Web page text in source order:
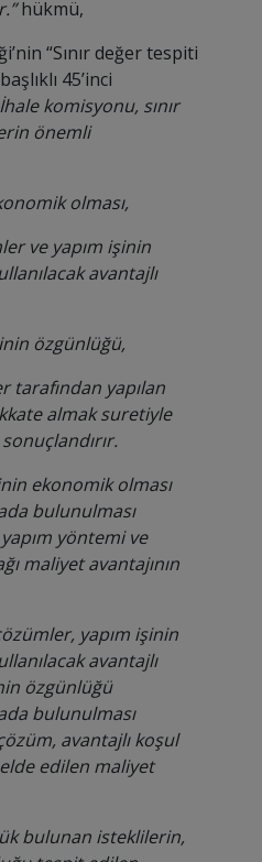
hükmü,
“Sınır değer tespiti
45’inci
komisyonu, sınır
önemli
olması,
ve yapım işinin
avantajlı
özgünlüğü,
tarafından yapılan
almak suretiyle
ekonomik olması
bulunulması
yöntemi ve
maliyet avantajının
yapım işinin
avantajlı
özgünlüğü
bulunulması
avantajlı koşul
edilen maliyet
bulunan isteklilerin,